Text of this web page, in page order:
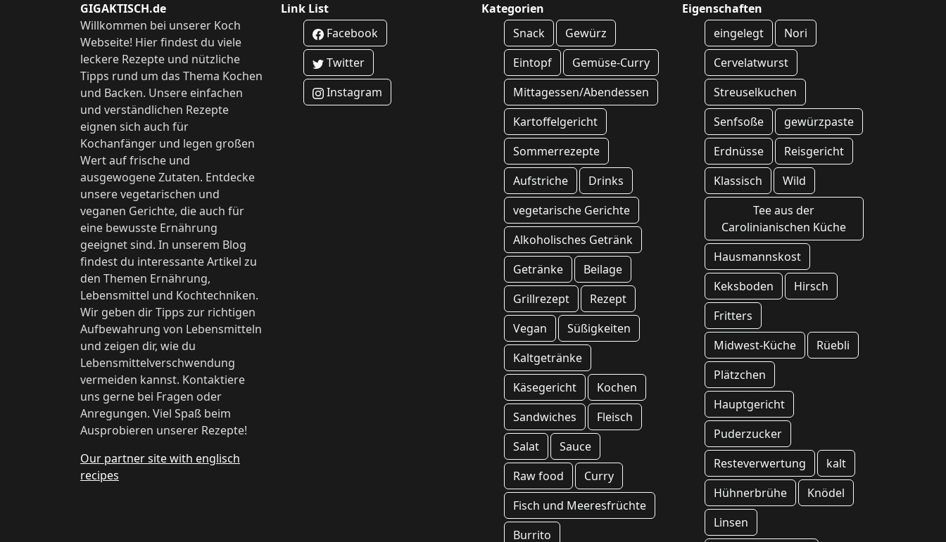
GIGAKTISCH.de
Willkommen bei unserer Koch
Webseite! Hier findest du viele
leckere Rezepte und nützliche
Tipps rund um das Thema Kochen
und Backen. Unsere einfachen
und verständlichen Rezepte
eignen sich auch für
Kochanfänger und legen großen
Wert auf frische und
ausgewogene Zutaten. Entdecke
unsere vegetarischen und
veganen Gerichte, die auch für
eine bewusste Ernährung
geeignet sind. In unserem Blog
findest du interessante Artikel zu
den Themen Ernährung,
Lebensmittel und Kochtechniken.
Wir geben dir Tipps zur richtigen
Aufbewahrung von Lebensmitteln
und zeigen dir, wie du
Lebensmittelverschwendung
vermeiden kannst. Kontaktiere
uns gerne bei Fragen oder
Anregungen. Viel Spaß beim
Ausprobieren unserer Rezepte!
Our partner site with englisch
recipes
Link List
Facebook
Twitter
Instagram
Kategorien
Snack
Gewürz
Eintopf
Gemüse-Curry
Mittagessen/Abendessen
Kartoffelgericht
Sommerrezepte
Aufstriche
Drinks
vegetarische Gerichte
Alkoholisches Getränk
Getränke
Beilage
Grillrezept
Rezept
Vegan
Süßigkeiten
Kaltgetränke
Käsegericht
Kochen
Sandwiches
Fleisch
Salat
Sauce
Raw food
Curry
Fisch und Meeresfrüchte
Burrito
Eigenschaften
eingelegt
Nori
Cervelatwurst
Streuselkuchen
Senfsoße
gewürzpaste
Erdnüsse
Reisgericht
Klassisch
Wild
Tee aus der
Carolinianischen Küche
Hausmannskost
Keksboden
Hirsch
Fritters
Midwest-Küche
Rüebli
Plätzchen
Hauptgericht
Puderzucker
Resteverwertung
kalt
Hühnerbrühe
Knödel
Linsen